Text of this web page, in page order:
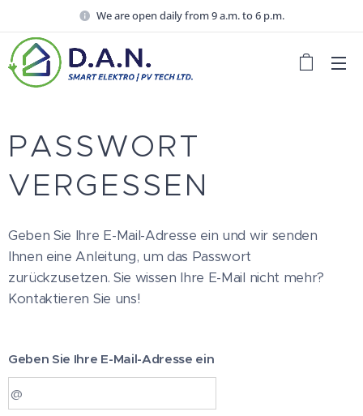
We are open daily from 9 a.m. to 6 p.m.
PASSWORT
VERGESSEN
Geben Sie Ihre E-Mail-Adresse ein und wir senden
Ihnen eine Anleitung, um das Passwort
zurückzusetzen. Sie wissen Ihre E-Mail nicht mehr?
Kontaktieren Sie uns!
Geben Sie Ihre E-Mail-Adresse ein